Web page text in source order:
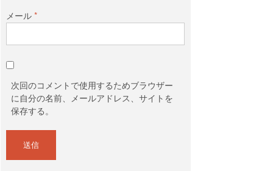
メール*
次回のコメントで使用するためブラウザー
に自分の名前、メールアドレス、サイトを
保存する。